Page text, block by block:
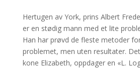
Hertugen av York, prins Albert
er en stødig mann med et lite
Han har prøvd de fleste metoder
problemet, men uten resultater.
kone Elizabeth, oppdager en «L.